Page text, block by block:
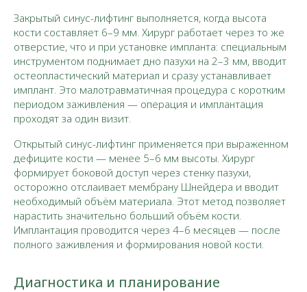
Закрытый синус-лифтинг выполняется, когда высота
кости составляет 6–9 мм. Хирург работает через то же
отверстие, что и при установке импланта: специальным
инструментом поднимает дно пазухи на 2–3 мм, вводит
остеопластический материал и сразу устанавливает
имплант. Это малотравматичная процедура с коротким
периодом заживления — операция и имплантация
проходят за один визит.
Открытый синус-лифтинг применяется при выраженном
дефиците кости — менее 5–6 мм высоты. Хирург
формирует боковой доступ через стенку пазухи,
осторожно отслаивает мембрану Шнейдера и вводит
необходимый объём материала. Этот метод позволяет
нарастить значительно больший объём кости.
Имплантация проводится через 4–6 месяцев — после
полного заживления и формирования новой кости.
Диагностика и планирование